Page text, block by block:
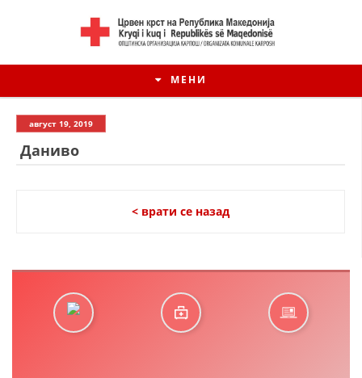
МЕНИ
август 19, 2019
Даниво
< врати се назад